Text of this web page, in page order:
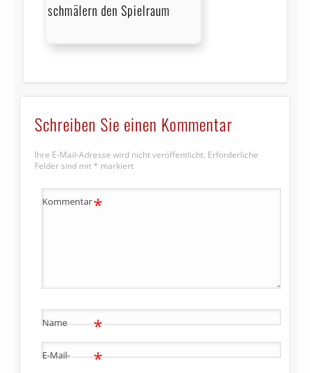
schmälern den Spielraum
Schreiben Sie einen Kommentar
Ihre E-Mail-Adresse wird nicht veröffentlicht. Erforderliche
Felder sind mit * markiert
Kommentar*
Name *
E-Mail- *